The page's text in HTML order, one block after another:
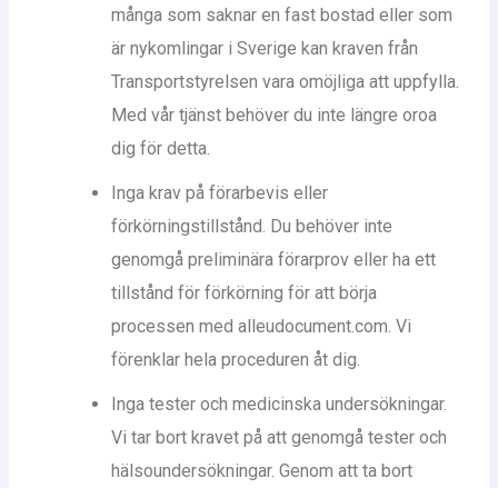
många som saknar en fast bostad eller som
är nykomlingar i Sverige kan kraven från
Transportstyrelsen vara omöjliga att uppfylla.
Med vår tjänst behöver du inte längre oroa
dig för detta.
Inga krav på förarbevis eller
förkörningstillstånd. Du behöver inte
genomgå preliminära förarprov eller ha ett
tillstånd för förkörning för att börja
processen med alleudocument.com. Vi
förenklar hela proceduren åt dig.
Inga tester och medicinska undersökningar.
Vi tar bort kravet på att genomgå tester och
hälsoundersökningar. Genom att ta bort